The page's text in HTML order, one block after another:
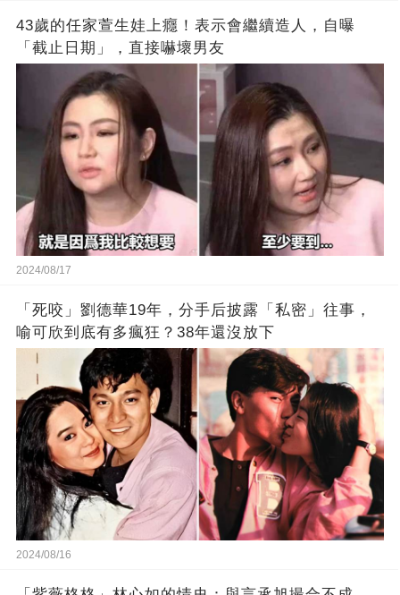
43歲的任家萱生娃上癮！表示會繼續造人，自曝
「截止日期」，直接嚇壞男友
2024/08/17
「死咬」劉德華19年，分手后披露「私密」往事，
喻可欣到底有多瘋狂？38年還沒放下
2024/08/16